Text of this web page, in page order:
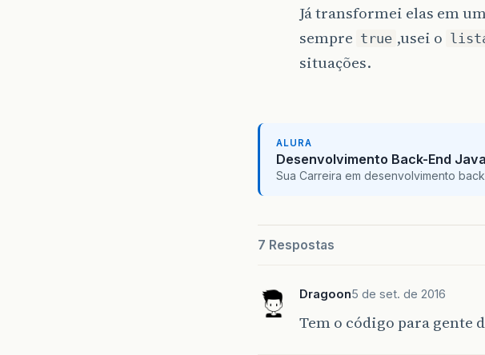
Já transformei elas em
sempre true ,usei o
situações.
ALURA
Desenvolvimento Back-End Java
Sua Carreira em desenvolvimento
7 Respostas
Dragoon5 de set. de 2016
Tem o código para gente